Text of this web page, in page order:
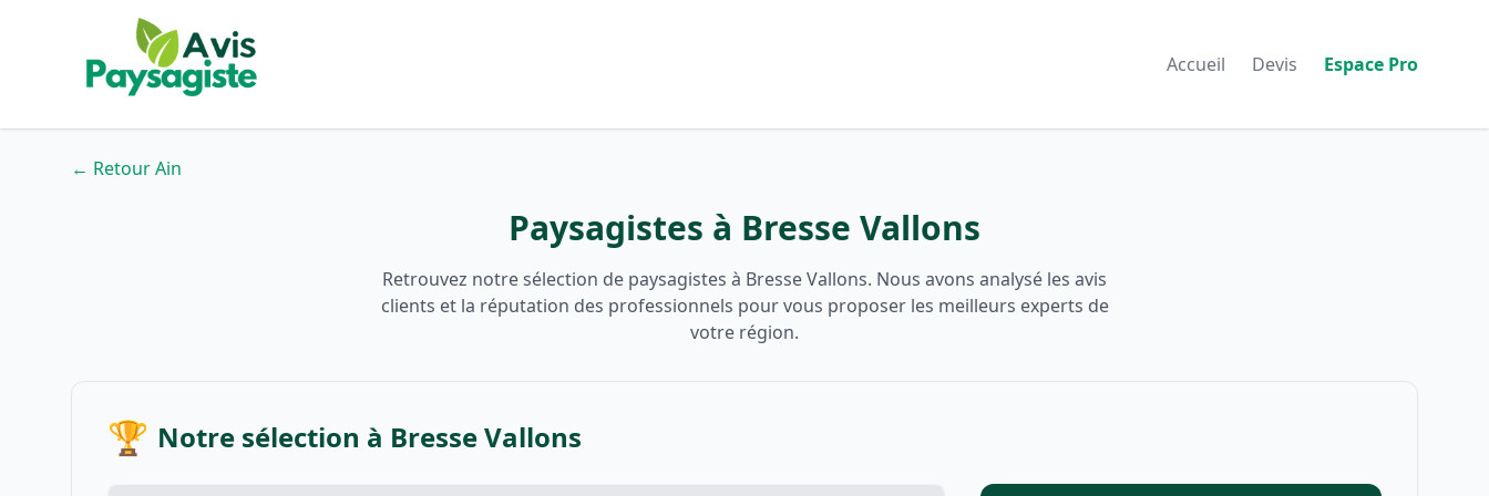
Accueil Devis Espace Pro
← Retour Ain
Paysagistes à Bresse Vallons
Retrouvez notre sélection de paysagistes à Bresse Vallons. Nous avons analysé les avis
clients et la réputation des professionnels pour vous proposer les meilleurs experts de
votre région.
🏆 Notre sélection à Bresse Vallons